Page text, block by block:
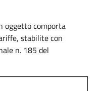
oggetto comporta
stabilite con
n. 185 del